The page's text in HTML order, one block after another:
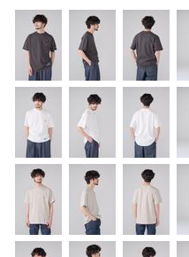
TOPS : トップス
OUTERS : アウター
OUTLET : アウトレット
MENS : メンズ
LADIES : レディース
新規会員登録
お買い物カゴ